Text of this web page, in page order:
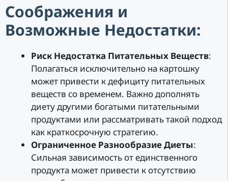
Соображения и
Возможные Недостатки:
Риск Недостатка Питательных Веществ:
Полагаться исключительно на картошку
может привести к дефициту питательных
веществ со временем. Важно дополнять
диету другими богатыми питательными
продуктами или рассматривать такой подход
как краткосрочную стратегию.
Ограниченное Разнообразие Диеты:
Сильная зависимость от единственного
продукта может привести к отсутствию